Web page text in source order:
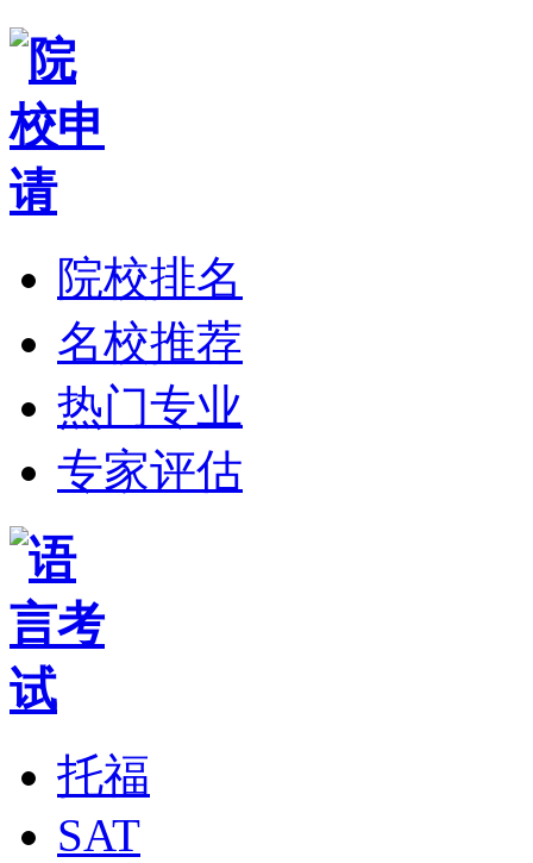
院校排名
名校推荐
热门专业
专家评估
托福
SAT